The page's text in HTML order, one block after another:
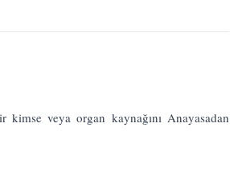
kimse veya organ kaynağını Anayasadan